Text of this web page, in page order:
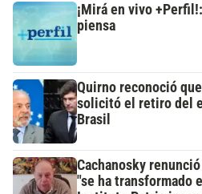
¡Mirá en vivo
piensa
Quirno reconoció
solicitó el retiro del
Brasil
Cachanosky
"se ha transformado